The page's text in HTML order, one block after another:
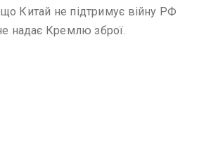
Китай не підтримує війну РФ
надає Кремлю зброї.